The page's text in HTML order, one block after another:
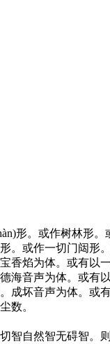
形。或作树林形
。或作一切门闼形
香焰为体。或有以
海音声为体。或有
成坏音声为体。或
数。
智自然智无碍智。